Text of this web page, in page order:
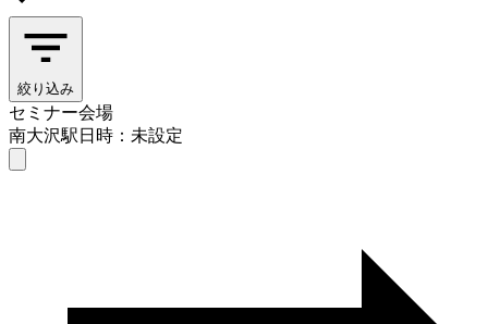
絞り込み
セミナー会場
南大沢駅日時：未設定